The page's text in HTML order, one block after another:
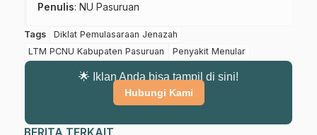
Penulis: NU Pasuruan
Tags
Diklat Pemulasaraan Jenazah
LTM PCNU Kabupaten Pasuruan
Penyakit Menular
🌟 Iklan Anda bisa tampil di sini!
Hubungi Kami